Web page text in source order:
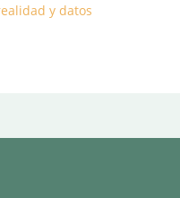
y datos